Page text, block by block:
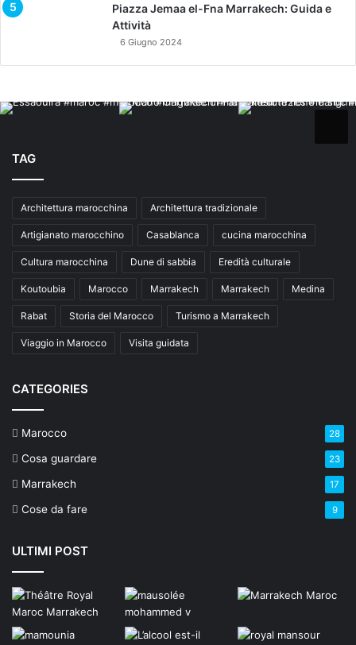
Piazza Jemaa el-Fna Marrakech: Guida e
Attività
6 Giugno 2024
TAG
Architettura marocchina Architettura tradizionale
Artigianato marocchino Casablanca cucina marocchina
Cultura marocchina Dune di sabbia Eredità culturale
Koutoubia Marocco Marrakech Marrakech Medina
Rabat Storia del Marocco Turismo a Marrakech
Viaggio in Marocco Visita guidata
CATEGORIES
Marocco 28
Cosa guardare 23
Marrakech 17
Cose da fare 9
ULTIMI POST